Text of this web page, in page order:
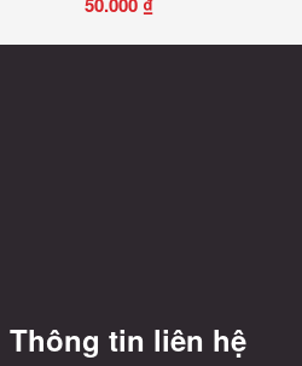
thể
Thông tin liên hệ